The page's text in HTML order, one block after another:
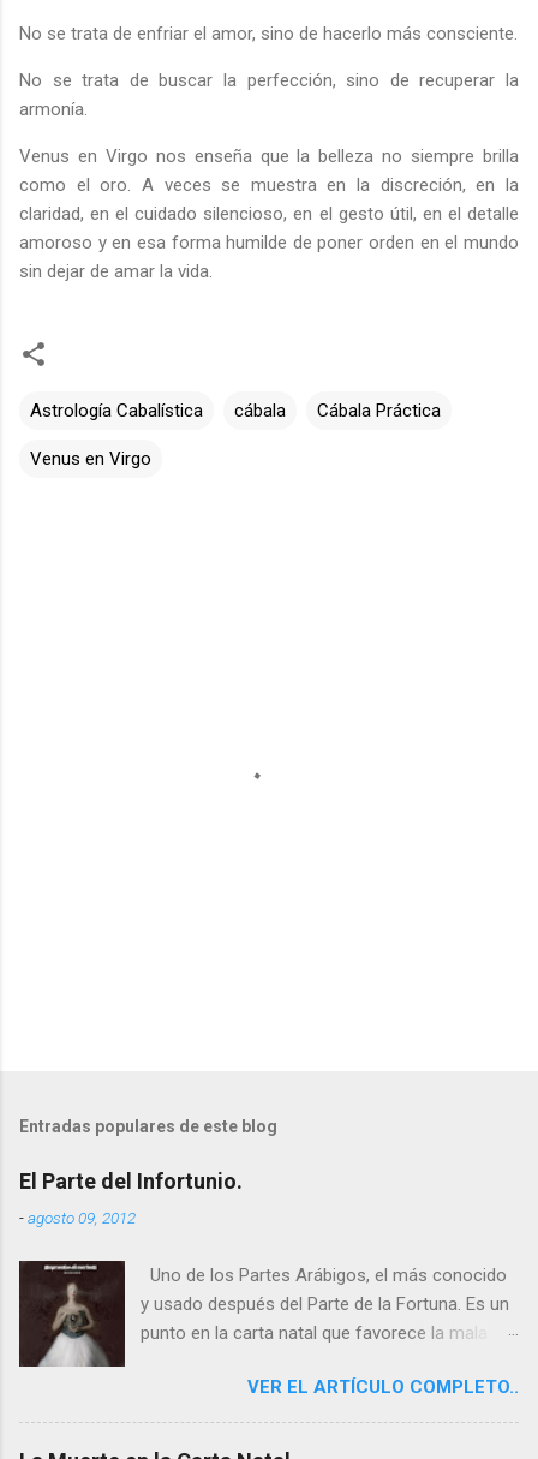
No se trata de enfriar el amor, sino de hacerlo más consciente.
No se trata de buscar la perfección, sino de recuperar la
armonía.
Venus en Virgo nos enseña que la belleza no siempre brilla
como el oro. A veces se muestra en la discreción, en la
claridad, en el cuidado silencioso, en el gesto útil, en el detalle
amoroso y en esa forma humilde de poner orden en el mundo
sin dejar de amar la vida.
Astrología Cabalística cábala Cábala Práctica
Venus en Virgo
Entradas populares de este blog
El Parte del Infortunio.
-agosto 09, 2012
Uno de los Partes Arábigos, el más conocido
y usado después del Parte de la Fortuna. Es un
punto en la carta natal que favorece la mala
punto muy sensible de la carta generalmente,
que por aspectos que pueda recibir este Parte
puede desencadenar acontecimientos muchas
VER EL ARTÍCULO COMPLETO..